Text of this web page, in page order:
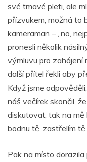
své tmavé pleti, ale
přízvukem, možná to
kameraman – „no,
pronesli několik
výmluvu pro zahájení
další přítel řekli aby
Když jsme
náš večírek skončil,
diskutovat, tak na mě
bodnu tě, zastřelím
Pak na místo